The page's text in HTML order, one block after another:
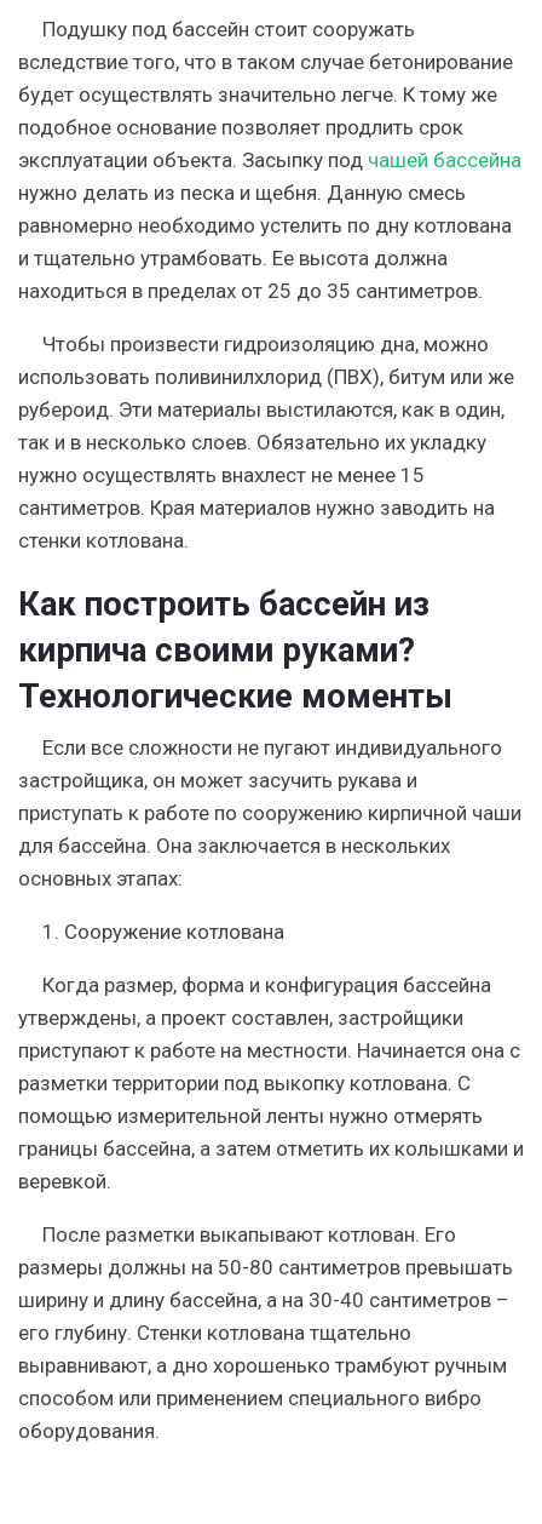
Подушку под бассейн стоит сооружать
вследствие того, что в таком случае бетонирование
будет осуществлять значительно легче. К тому же
подобное основание позволяет продлить срок
эксплуатации объекта. Засыпку под чашей бассейна
нужно делать из песка и щебня. Данную смесь
равномерно необходимо устелить по дну котлована
и тщательно утрамбовать. Ее высота должна
находиться в пределах от 25 до 35 сантиметров.
Чтобы произвести гидроизоляцию дна, можно
использовать поливинилхлорид (ПВХ), битум или же
рубероид. Эти материалы выстилаются, как в один,
так и в несколько слоев. Обязательно их укладку
нужно осуществлять внахлест не менее 15
сантиметров. Края материалов нужно заводить на
стенки котлована.
Как построить бассейн из
кирпича своими руками?
Технологические моменты
Если все сложности не пугают индивидуального
застройщика, он может засучить рукава и
приступать к работе по сооружению кирпичной чаши
для бассейна. Она заключается в нескольких
основных этапах:
1. Сооружение котлована
Когда размер, форма и конфигурация бассейна
утверждены, а проект составлен, застройщики
приступают к работе на местности. Начинается она с
разметки территории под выкопку котлована. С
помощью измерительной ленты нужно отмерять
границы бассейна, а затем отметить их колышками и
веревкой.
После разметки выкапывают котлован. Его
размеры должны на 50-80 сантиметров превышать
ширину и длину бассейна, а на 30-40 сантиметров –
его глубину. Стенки котлована тщательно
выравнивают, а дно хорошенько трамбуют ручным
способом или применением специального вибро
оборудования.